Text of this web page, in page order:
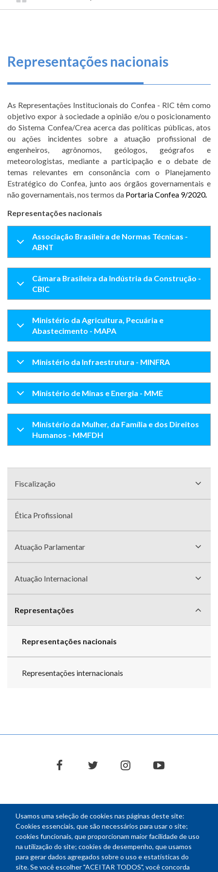
O
Fale
Conosco
Transparência
e
Prestação
de
Contas
TRILHA
CONSELHO
FEDERAL
Usamos uma seleção de cookies nas páginas deste site:
Cookies essenciais, que são necessários para usar o site;
cookies funcionais, que proporcionam maior facilidade de uso
na utilização do site; cookies de desempenho, que usamos
para gerar dados agregados sobre o uso e estatísticas do
site. Se você escolher "ACEITAR TODOS", você concorda
Representações nacionais
As Representações Institucionais do Confea - RIC têm como
objetivo expor à sociedade a opinião e/ou o posicionamento
do Sistema Confea/Crea acerca das políticas públicas, atos
ou ações incidentes sobre a atuação profissional de
engenheiros, agrônomos, geólogos, geógrafos e
meteorologistas, mediante a participação e o debate de
temas relevantes em consonância com o Planejamento
Estratégico do Confea, junto aos órgãos governamentais e
não governamentais, nos termos da Portaria Confea 9/2020.
Representações nacionais
Associação Brasileira de Normas Técnicas -
ABNT
Câmara Brasileira da Indústria da Construção -
CBIC
Ministério da Agricultura, Pecuária e
Abastecimento - MAPA
Ministério da Infraestrutura - MINFRA
Ministério de Minas e Energia - MME
Ministério da Mulher, da Família e dos Direitos
Humanos - MMFDH
comFiscalização
Ética Profissional
Atuação Parlamentar
Atuação Internacional
Representações
Representações nacionais
Representações internacionais
facebooktwitter instagramyoutube
NEWSLETTER